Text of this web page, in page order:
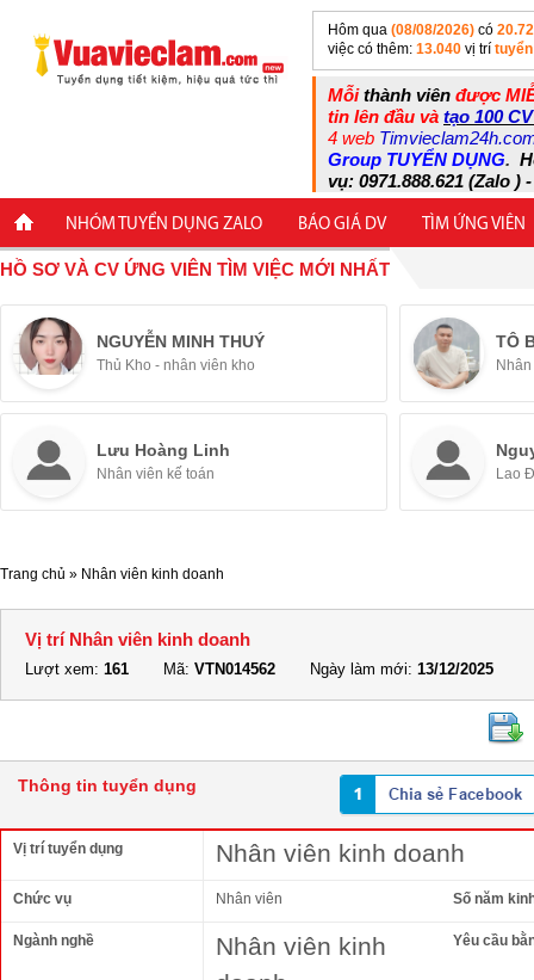
Hôm qua (08/08/2026) có
việc có thêm: 13.040 vị trí
Mỗithành viên được
tin lên đầu và tạo 100
4 web
Group TUYỂN DỤNG.
vụ: 0971.888.621 (Zalo )
NHÓM TUYỂN DỤNG ZALO BÁO GIÁ DV TÌM ỨNG VIÊN
HỒ SƠ VÀ CV ỨNG VIÊN TÌM VIỆC MỚI NHẤT
NGUYỄN MINH THUÝ
Thủ Kho - nhân viên kho
TÔ
Lưu Hoàng Linh
Nhân viên kế toán Lao
Trang chủ » Nhân viên kinh doanh
Vị trí Nhân viên kinh doanh
Lượt xem: 161 Mã: VTN014562 Ngày làm mới: 13/12/2025
Thông tin tuyển dụng
Vị trí tuyển dụng Nhân viên kinh doanh
Chức vụ Nhân viên Số năm
Ngành nghề
Nhân viên kinh
Yêu cầu